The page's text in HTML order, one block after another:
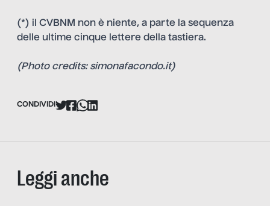
(*) il CVBNM non è niente, a parte la sequenza
delle ultime cinque lettere della tastiera.
(Photo credits: simonafacondo.it)
CONDIVIDI
Leggi anche